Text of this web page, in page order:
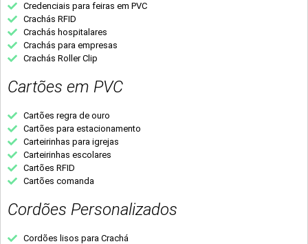
Credenciais para feiras em PVC
Crachás RFID
Crachás hospitalares
Crachás para empresas
Crachás Roller Clip
Cartões em PVC
Cartões regra de ouro
Cartões para estacionamento
Carteirinhas para igrejas
Carteirinhas escolares
Cartões RFID
Cartões comanda
Cordões Personalizados
Cordões lisos para Crachá